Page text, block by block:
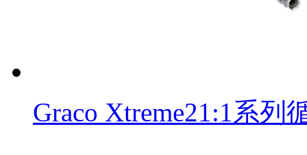
Graco Xtreme21:1系列